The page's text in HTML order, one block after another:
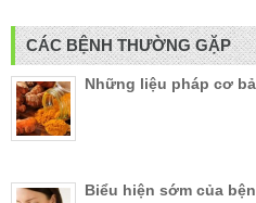
CÁC BỆNH THƯỜNG GẶP
Những liệu pháp cơ
Biểu hiện sớm của